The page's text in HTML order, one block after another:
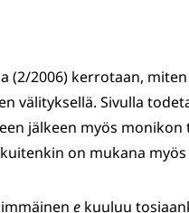
(2/2006) kerrotaan,
välityksellä. Sivulla
jälkeen myös monikon
on mukana
e kuuluu